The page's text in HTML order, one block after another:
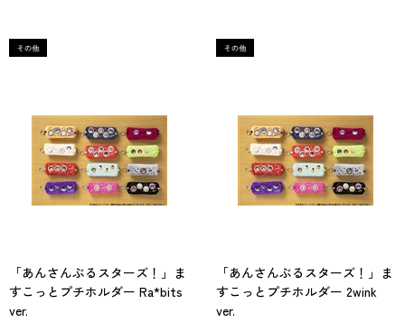
「あんさんぶるスターズ！」ま
すこっとプチホルダー Ra*bits
ver.
「あんさんぶるスターズ！」ま
すこっとプチホルダー 2wink
ver.